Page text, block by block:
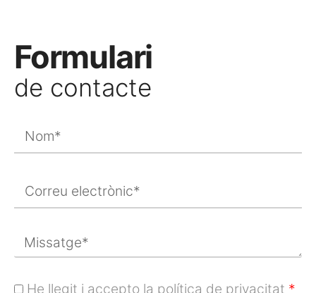
Formulari
de contacte
He llegit i accepto la política de privacitat *